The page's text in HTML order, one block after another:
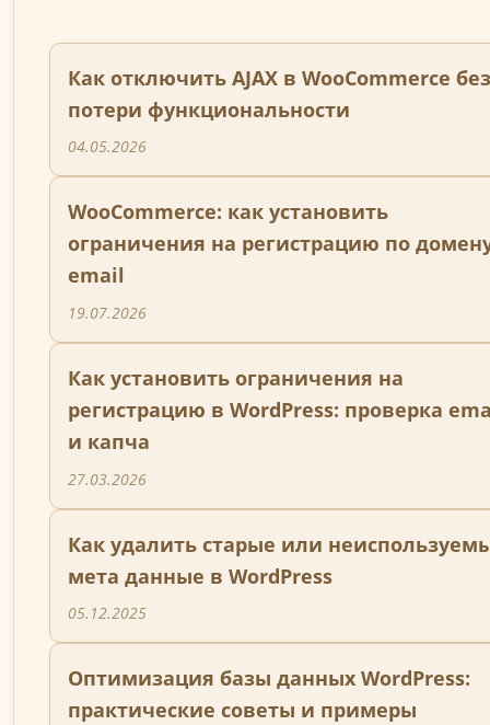
Как отключить AJAX в WooCommerce без
потери функциональности
04.05.2026
WooCommerce: как установить
ограничения на регистрацию по
email
19.07.2026
Как установить ограничения на
регистрацию в WordPress: проверка
и капча
27.03.2026
Как удалить старые или
мета данные в WordPress
05.12.2025
Оптимизация базы данных WordPress:
практические советы и примеры